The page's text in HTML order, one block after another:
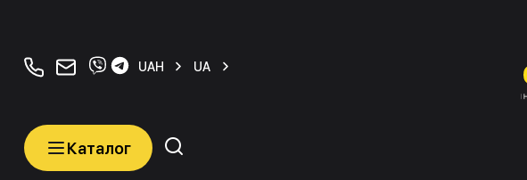
+380934077070
orders@carkeys.com.ua
UAH UA
Каталог
Каталог